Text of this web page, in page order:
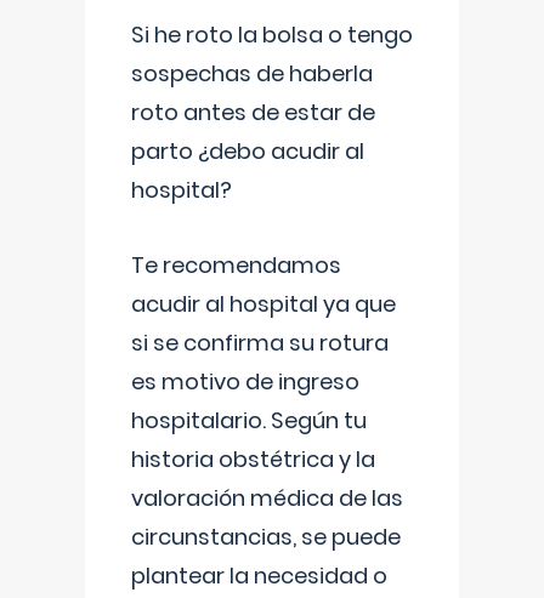
Si he roto la bolsa o tengo
sospechas de haberla
roto antes de estar de
parto ¿debo acudir al
hospital?
Te recomendamos
acudir al hospital ya que
si se confirma su rotura
es motivo de ingreso
hospitalario. Según tu
historia obstétrica y la
valoración médica de las
circunstancias, se puede
plantear la necesidad o